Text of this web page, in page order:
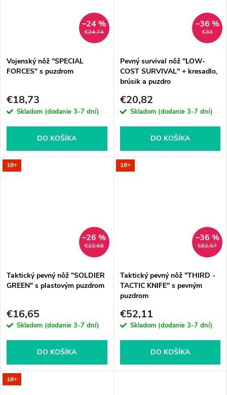
€24,74
–24 %
Vojenský nôž "SPECIAL
FORCES" s puzdrom
€18,73
Skladom (dodanie 3-7 dní)
DO KOŠÍKA
€33
–36 %
Pevný survival nôž "LOW-
COST SURVIVAL" + kresadlo,
brúsik a puzdro
€20,82
Skladom (dodanie 3-7 dní)
DO KOŠÍKA
18+
€22,68
–26 %
Taktický pevný nôž "SOLDIER
GREEN" s plastovým puzdrom
€16,65
Skladom (dodanie 3-7 dní)
DO KOŠÍKA
18+
€82,57
–36 %
Taktický pevný nôž "THIRD -
TACTIC KNIFE" s pevným
puzdrom
€52,11
Skladom (dodanie 3-7 dní)
DO KOŠÍKA
18+